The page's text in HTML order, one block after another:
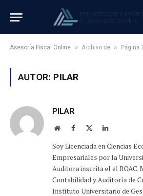
Asesoría Fiscal Online » Archivo de » Página
AUTOR: PILAR
PILAR
Sitio Facebook LinkedIn
Soy Licenciada en Ciencias
Empresariales por la
Auditora inscrita el el ROAC.
Contabilidad y Auditoría de
Instituto Universitario de